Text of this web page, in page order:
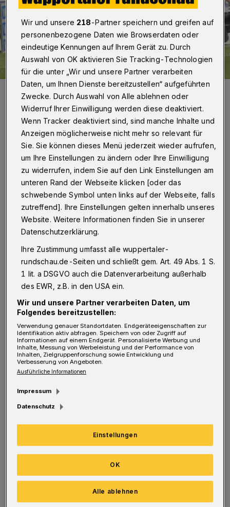
Es war ein intensiver Pokalfight.
Foto: Dirk Freund
Von Jörn Koldehoff und Julian Schumacher
S portdirektor Karsten Hutwelker, der trotz
der Rückkehr von Pascal Bieler erneut
offiziell als Trainer agierte, brachte in der
Windmüller an Stelle von Peter Schmetz. Der
WSV startete vor der stimmungsvollen Kulisse
(unter anderem hatten die Ultras ihren
Boykott beendet) hoch motiviert. Semir Saric
prüfte KFC-Schlussmann René Vollath, der
den Ball erst im Nachfassen hatte (4.). Dann
der große Auftritt von Silvio Pagano: In
seinem letzten Spiel für Wuppertal nutzte er
Abwehr und zog auf und davon. Vollath
berührte den Ball zwar noch, der rollte aber
trotzdem ins Netz - 1:0 (8.).
Der Drittligist, vorne sehr gefährlich, musste
sich kurz schütteln. Osayamen Osawe schoss
Querbalken (13.). Die Führung des WSV hatte
Wir und unsere 218-Partner speichern und greifen auf
personenbezogene Daten wie Browserdaten oder
eindeutige Kennungen auf Ihrem Gerät zu. Durch
Auswahl von OK aktivieren Sie Tracking-Technologien
für die unter „Wir und unsere Partner verarbeiten
Daten, um Ihnen Dienste bereitzustellen“ aufgeführten
Zwecke. Durch Auswahl von Alle ablehnen oder
Widerruf Ihrer Einwilligung werden diese deaktiviert.
Wenn Tracker deaktiviert sind, sind manche Inhalte und
Anzeigen möglicherweise nicht mehr so relevant für
Sie. Sie können dieses Menü jederzeit wieder aufrufen,
um Ihre Einstellungen zu ändern oder Ihre Einwilligung
zu widerrufen, indem Sie auf den Link Einstellungen am
unteren Rand der Webseite klicken [oder das
schwebende Symbol unten links auf der Webseite, falls
zutreffend]. Ihre Einstellungen gelten innerhalb unseres
Website. Weitere Informationen finden Sie in unserer
Datenschutzerklärung.
Ihre Zustimmung umfasst alle wuppertaler-
rundschau.de-Seiten und schließt gem. Art. 49 Abs. 1 S.
1 lit. a DSGVO auch die Datenverarbeitung außerhalb
des EWR, z.B. in den USA ein.
Wir und unsere Partner verarbeiten Daten, um
Folgendes bereitzustellen:
Verwendung genauer Standortdaten. Endgeräteeigenschaften zur
Identifikation aktiv abfragen. Speichern von oder Zugriff auf
Informationen auf einem Endgerät. Personalisierte Werbung und
Inhalte, Messung von Werbeleistung und der Performance von
Inhalten, Zielgruppenforschung sowie Entwicklung und
Verbesserung von Angeboten.
Ausführliche Informationen
Impressum
Datenschutz
Einstellungen
Alle ablehnen
OK